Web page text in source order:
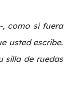
, como si fuera
usted escribe.
silla de ruedas